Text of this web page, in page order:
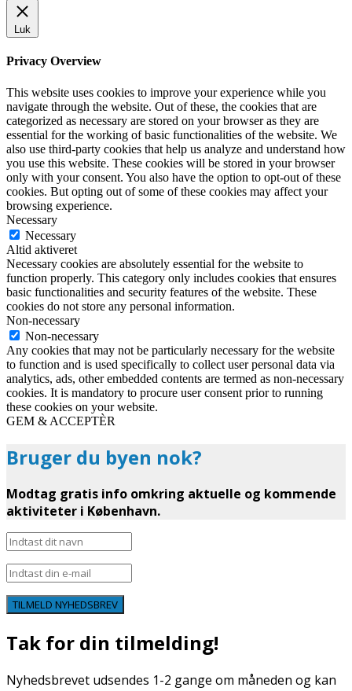
Luk
Privacy Overview
This website uses cookies to improve your experience while you
navigate through the website. Out of these, the cookies that are
categorized as necessary are stored on your browser as they are
essential for the working of basic functionalities of the website. We
also use third-party cookies that help us analyze and understand how
you use this website. These cookies will be stored in your browser
only with your consent. You also have the option to opt-out of these
cookies. But opting out of some of these cookies may affect your
browsing experience.
Necessary
Necessary
Altid aktiveret
Necessary cookies are absolutely essential for the website to
function properly. This category only includes cookies that ensures
basic functionalities and security features of the website. These
cookies do not store any personal information.
Non-necessary
Non-necessary
Any cookies that may not be particularly necessary for the website
to function and is used specifically to collect user personal data via
analytics, ads, other embedded contents are termed as non-necessary
cookies. It is mandatory to procure user consent prior to running
these cookies on your website.
GEM & ACCEPTÈR
Bruger du byen nok?
Modtag gratis info omkring aktuelle og kommende
aktiviteter i København.
TILMELD NYHEDSBREV
Tak for din tilmelding!
Nyhedsbrevet udsendes 1-2 gange om måneden og kan